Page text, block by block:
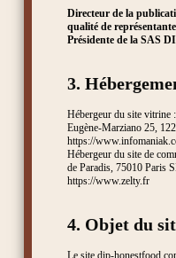
Directeur de la
qualité de
Présidente de la SAS
3.
Hébergeur du site
Eugène-Marziano 25,
https://
Hébergeur du site de
de Paradis, 75010 Paris
https://www.zelty.fr
4. Objet du
Le site dip-